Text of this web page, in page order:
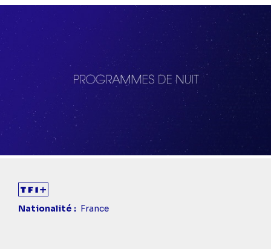
Nationalité France